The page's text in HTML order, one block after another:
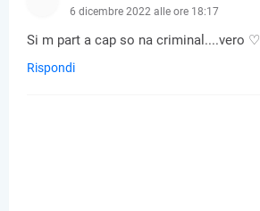
6 dicembre 2022 alle ore 18:17
Si m part a cap so na criminal....vero ♡
Rispondi